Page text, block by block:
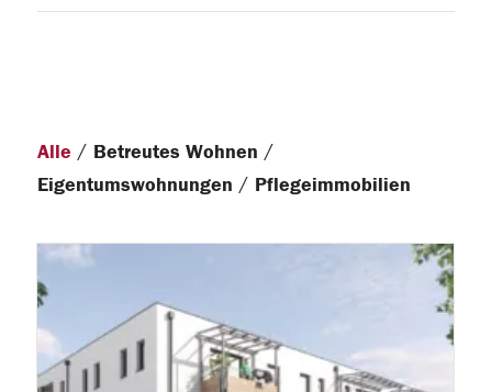
Alle / Betreutes Wohnen /
Eigentumswohnungen / Pflegeimmobilien